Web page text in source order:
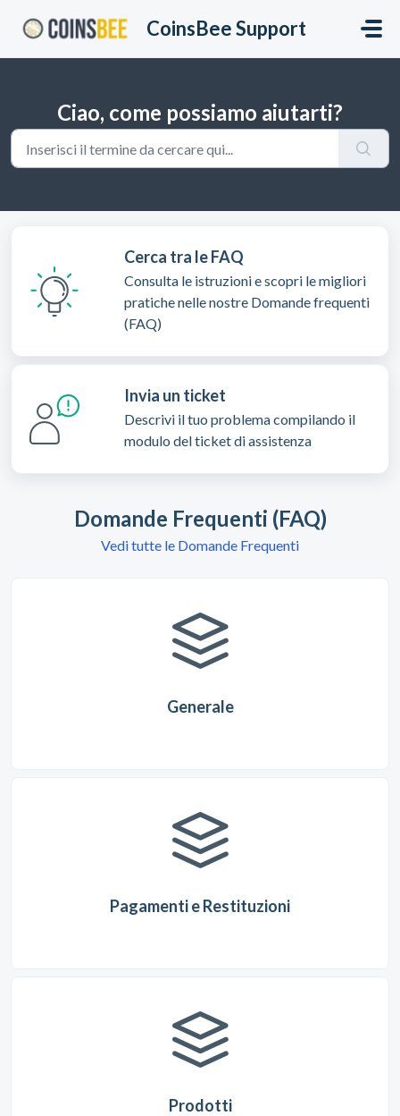
CoinsBee Support
Ciao, come possiamo aiutarti?
Cerca tra le FAQ
Consulta le istruzioni e scopri le migliori
pratiche nelle nostre Domande frequenti
(FAQ)
Invia un ticket
Descrivi il tuo problema compilando il
modulo del ticket di assistenza
Domande Frequenti (FAQ)
Vedi tutte le Domande Frequenti
Generale
Pagamenti e Restituzioni
Prodotti